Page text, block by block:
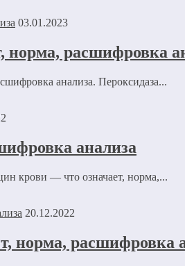
03.01.2023
норма, расшифровка
анализа. Пероксидаза...
анализа
крови — что означает, норма,...
20.12.2022
норма, расшифровка